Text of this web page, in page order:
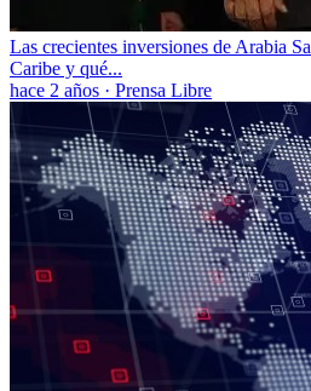
Las crecientes inversiones de Arabia
Caribe y qué...
hace 2 años · Prensa Libre